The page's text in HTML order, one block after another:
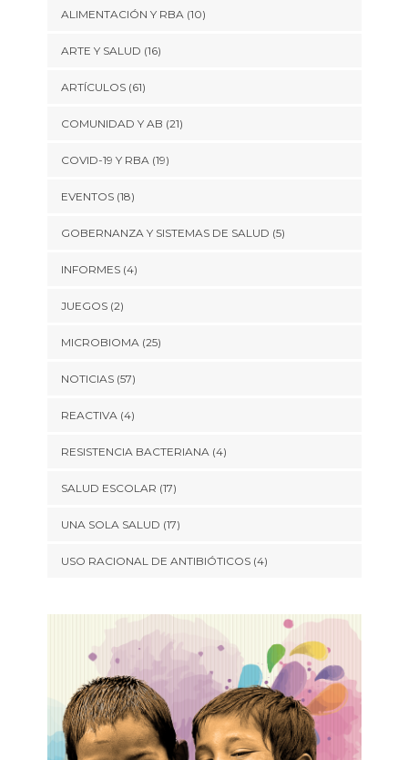
ALIMENTACIÓN Y RBA (10)
ARTE Y SALUD (16)
ARTÍCULOS(61)
COMUNIDAD Y AB (21)
COVID-19 Y RBA (19)
EVENTOS(18)
GOBERNANZA Y SISTEMAS DE SALUD (5)
INFORMES(4)
JUEGOS(2)
MICROBIOMA (25)
NOTICIAS(57)
REACTIVA (4)
RESISTENCIA BACTERIANA (4)
SALUD ESCOLAR (17)
UNA SOLA SALUD (17)
USO RACIONAL DE ANTIBIÓTICOS(4)